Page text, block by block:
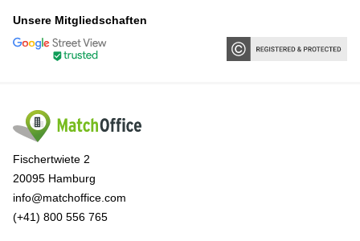
Unsere Mitgliedschaften
Fischertwiete 2
20095 Hamburg
info@matchoffice.com
(+41) 800 556 765